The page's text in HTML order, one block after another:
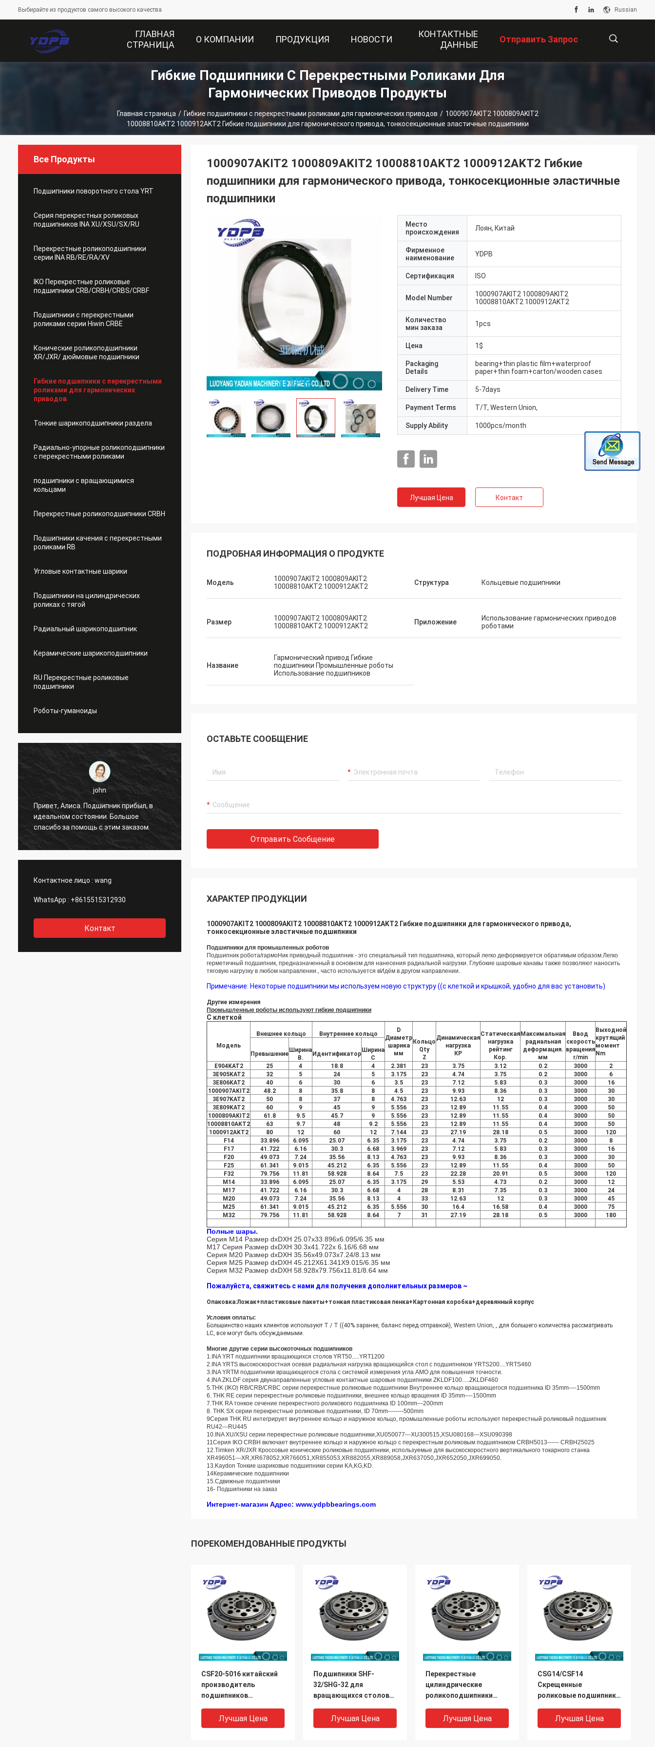
Выбирайте из продуктов самого высокого качества Russian
ГЛАВНАЯ
СТРАНИЦА
О КОМПАНИИ ПРОДУКЦИЯ НОВОСТИ
КОНТАКТНЫЕ
ДАННЫЕ
Отправить Запрос
Гибкие Подшипники С Перекрестными Роликами Для
Гармонических Приводов Продукты
Главная страница / Гибкие подшипники с перекрестными роликами для гармонических приводов / 1000907AKIT2 1000809AKIT2
10008810AKT2 1000912AKT2 Гибкие подшипники для гармонического привода, тонкосекционные эластичные подшипники
Все Продукты
Подшипники поворотного стола YRT
Серия перекрестных роликовых
подшипников INA XU/XSU/SX/RU
Перекрестные роликоподшипники
серии INA RB/RE/RA/XV
IKO Перекрестные роликовые
подшипники CRB/CRBH/CRBS/CRBF
Подшипники с перекрестными
роликами серии Hiwin CRBE
Конические роликоподшипники
XR/JXR/ дюймовые подшипники
Гибкие подшипники с перекрестными
роликами для гармонических
приводов
Тонкие шарикоподшипники раздела
Радиально-упорные роликоподшипники
с перекрестными роликами
подшипники с вращающимися
кольцами
Перекрестные роликоподшипники CRBH
Подшипники качения с перекрестными
роликами RB
Угловые контактные шарики
Подшипники на цилиндрических
роликах с тягой
Радиальный шарикоподшипник
Керамические шарикоподшипники
RU Перекрестные роликовые
подшипники
Роботы-гуманоиды
john
Привет, Алиса. Подшипник прибыл, в
идеальном состоянии. Большое
спасибо за помощь с этим заказом.
Привет, Алиса: Всё собрано и работает
Контактное лицо : wang
WhatsApp : +8615515312930
Контакт
1000907AKIT2 1000809AKIT2 10008810AKT2 1000912AKT2 Гибкие
подшипники для гармонического привода, тонкосекционные эластичные
подшипники
Место
происхождения
Лоян, Китай
Фирменное
наименование
YDPB
Сертификация ISO
Model Number
1000907AKIT2 1000809AKIT2
10008810AKT2 1000912AKT2
Количество
мин заказа
1pcs
Цена 1$
Packaging
Details
bearing+thin plastic film+waterproof
paper+thin foam+carton/wooden cases
Delivery Time 5-7days
Payment Terms T/T, Western Union,
Supply Ability 1000pcs/month
Лучшая Цена Контакт
ПОДРОБНАЯ ИНФОРМАЦИЯ О ПРОДУКТЕ
Модель
1000907AKIT2 1000809AKIT2
10008810AKT2 1000912AKT2
Структура Кольцевые подшипники
Размер
1000907AKIT2 1000809AKIT2
10008810AKT2 1000912AKT2
Приложение
Использование гармонических приводов
роботами
Название
Гармонический привод Гибкие
подшипники Промышленные роботы
Использование подшипников
ОСТАВЬТЕ СООБЩЕНИЕ
Отправить Сообщение
ХАРАКТЕР ПРОДУКЦИИ
1000907AKIT2 1000809AKIT2 10008810AKT2 1000912AKT2 Гибкие подшипники для гармонического привода,
тонкосекционные эластичные подшипники
Подшипники для промышленных роботов
Подшипник робота/гармоНик приводный подшипник - это специальный тип подшипника, который легко деформируется обратимым образом.Легко
герметичный подшипник, предназначенный в основном для нанесения радиальной нагрузки. Глубокие шаровые канавы также позволяют наносить
тяговую нагрузку в любом направлении., часто используется вИдём в другом направлении.
Примечание: Некоторые подшипники мы используем новую структуру ((с клеткой и крышкой, удобно для вас установить)
Другие измерения
Промышленные роботы используют гибкие подшипники
С клеткой
Модель
Внешнее кольцо Внутреннее кольцо
D
Диаметр
шарика
мм
Кольцо
Qty
Z
Динамическая
нагрузка
КР
Статическая
нагрузка
рейтинг
Кор.
Максимальная
радиальная
деформация.
мм
Ввод
скорость
вращения
r/min
Выходной
крутящий
момент
Nm
Превышение
Ширина
В.
Идентификатор
Ширина
C
E904KAT2
25 4 18.8 4 2.381 23 3.75 3.12 0.2 3000
2
3E905KAT2
32 5 24 5 3.175 23 4.74 3.75 0.2 3000
6
3E806KAT2
40 6 30 6 3.5 23 7.12 5.83 0.3 3000
16
1000907AKIT2
48.2 8 35.8 8 4.5 23 9.93 8.36 0.3 3000
30
3E907KAT2
50 8 37 8 4.763 23 12.63 12 0.3 3000
30
3E809KAT2
60 9 45 9 5.556 23 12.89 11.55 0.4 3000
50
1000809AKIT2
61.8 9.5 45.7 9 5.556 23 12.89 11.55 0.4 3000
50
10008810AKT2
63 9.7 48 9.2 5.556 23 12.89 11.55 0.4 3000
50
1000912AKT2
80 12 60 12 7.144 23 27.19 28.18 0.5 3000
120
F14
33.896 6.095 25.07 6.35 3.175 23 4.74 3.75 0.2 3000
8
F17
41.722 6.16 30.3 6.68 3.969 23 7.12 5.83 0.3 3000
16
F20
49.073 7.24 35.56 8.13 4.763 23 9.93 8.36 0.3 3000
30
F25
61.341 9.015 45.212 6.35 5.556 23 12.89 11.55 0.4 3000
50
F32
79.756 11.81 58.928 8.64 7.5 23 22.28 20.91 0.5 3000
120
М14
33.896 6.095 25.07 6.35 3.175 29 5.53 4.73 0.2 3000
12
М17
41.722 6.16 30.3 6.68 4 28 8.31 7.35 0.3 3000
24
M20
49.073 7.24 35.56 8.13 4 33 12.63 12 0.3 3000
45
M25
61.341 9.015 45.212 6.35 5.556 30 16.4 16.58 0.4 3000
75
M32
79.756 11.81 58.928 8.64 7 31 27.19 28.18 0.5 3000 180
Полные шары.
Серия M14 Размер dxDXH 25.07x33.896x6.095/6.35 мм
M17 Серия Размер dxDXH 30.3x41.722x 6.16/6.68 мм
Серия M20 Размер dxDXH 35.56x49.073x7.24/8.13 мм
Серия M25 Размер dxDXH 45.212X61.341X9.015/6.35 мм
Серия M32 Размер dxDXH 58.928x79.756x11.81/8.64 мм
Пожалуйста, свяжитесь с нами для получения дополнительных размеров ~
Опаковка:Ложак+пластиковые пакеты+тонкая пластиковая пенка+Картонная коробка+деревянный корпус
Условия оплаты:
Большинство наших клиентов используют T / T ((40% заранее, баланс перед отправкой), Western Union, , для большего количества рассматривать
LC, все могут быть обсуждаемыми.
Многие другие серии высокоточных подшипников
1.INA YRT подшипники вращающихся столов YRT50.....YRT1200
2.INA YRTS высокоскоростная осевая радиальная нагрузка вращающийся стол с подшипником YRTS200....YRTS460
3.INA YRTM подшипники вращающегося стола с системой измерения угла AMO для повышения точности.
4.INA ZKLDF серия двунаправленные угловые контактные шаровые подшипники ZKLDF100.....ZKLDF460
5.THK (IKO) RB/CRB/CRBC серии перекрестные роликовые подшипники Внутреннее кольцо вращающегося подшипника ID 35mm----1500mm
6. THK RE серии перекрестные роликовые подшипники, внешнее кольцо вращения ID 35mm----1500mm
7.THK RA тонкое сечение перекрестного роликового подшипника ID 100mm---200mm
8. THK SX серии перекрестные роликовые подшипники, ID 70mm--------500mm
9Серия THK RU интегрирует внутреннее кольцо и наружное кольцо, промышленные роботы используют перекрестный роликовый подшипник
RU42---RU445
10.INA XU/XSU серии перекрестные роликовые подшипники,XU050077---XU300515,XSU080168---XSU090398
11Серия IKO CRBH включает внутреннее кольцо и наружное кольцо с перекрестным роликовым подшипником CRBH5013------ CRBH25025
12.Timken XR/JXR Кроссовые конические роликовые подшипники, используемые для высокоскоростного вертикального токарного станка
XR496051---XR,XR678052,XR766051,XR855053,XR882055,XR889058,JXR637050,JXR652050,JXR699050.
13.Kaydon Тонкие шариковые подшипники серии KA,KG,KD.
14Керамические подшипники
15.Сдвижные подшипники
16- Подшипники на заказ
Интернет-магазин Адрес: www.ydpbbearings.com
ПОРЕКОМЕНДОВАННЫЕ ПРОДУКТЫ
CSF20-5016 китайский
производитель
подшипников
редуктора 14x70x16.5
мм
Лучшая Цена
Подшипники SHF-
32/SHG-32 для
вращающихся столов
Китай производитель
подшипников для
Лучшая Цена
Перекрестные
цилиндрические
роликоподшипники
промышленных
роботов Harmonic Drive,
Лучшая Цена
CSG14/CSF14
Скрещенные
роликовые подшипники
привода редуктора
9x55x16.5 мм
Лучшая Цена